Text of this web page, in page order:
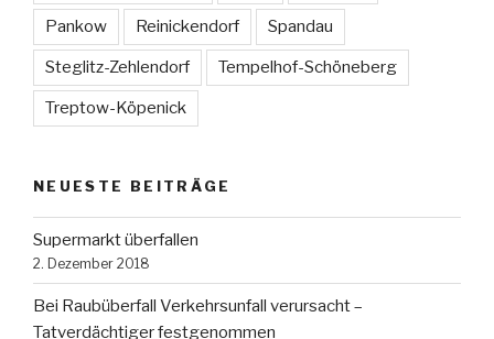
Pankow Reinickendorf Spandau
Steglitz-Zehlendorf Tempelhof-Schöneberg
Treptow-Köpenick
NEUESTE BEITRÄGE
Supermarkt überfallen
2. Dezember 2018
Bei Raubüberfall Verkehrsunfall verursacht –
Tatverdächtiger festgenommen